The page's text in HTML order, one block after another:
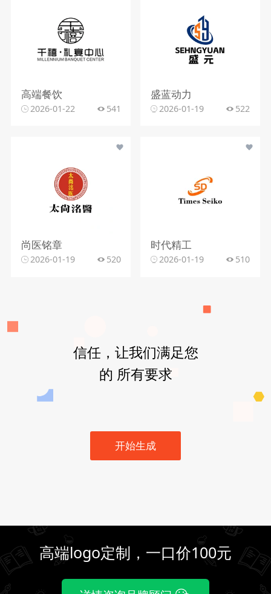
高端餐饮
2026-01-22 541
盛蓝动力
2026-01-19 522
尚医铭章
2026-01-19 520
时代精工
2026-01-19 510
信任，让我们满足您
的 所有要求
开始生成
高端logo定制，一口价100元